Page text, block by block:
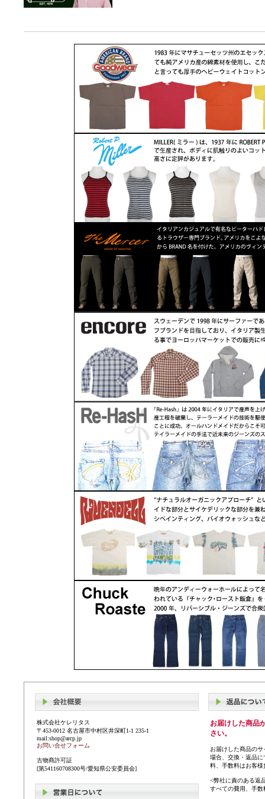
株式会社ケレリタス
〒453-0012 名古屋市中村区井深町1-1 235-1
mail:shop@arcp.jp
お問い合せフォーム
古物商許可証
[第541160708300号/愛知県公安委員会]
お届けした商品
さい。
お届けした商品の
場合、交換・返品
料、手数料はお客
<弊社に責のある返
すべての費用、手